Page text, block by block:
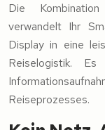
Die
verwandelt Ihr
Display in eine
Reiselogistik.
Reiseprozesses.